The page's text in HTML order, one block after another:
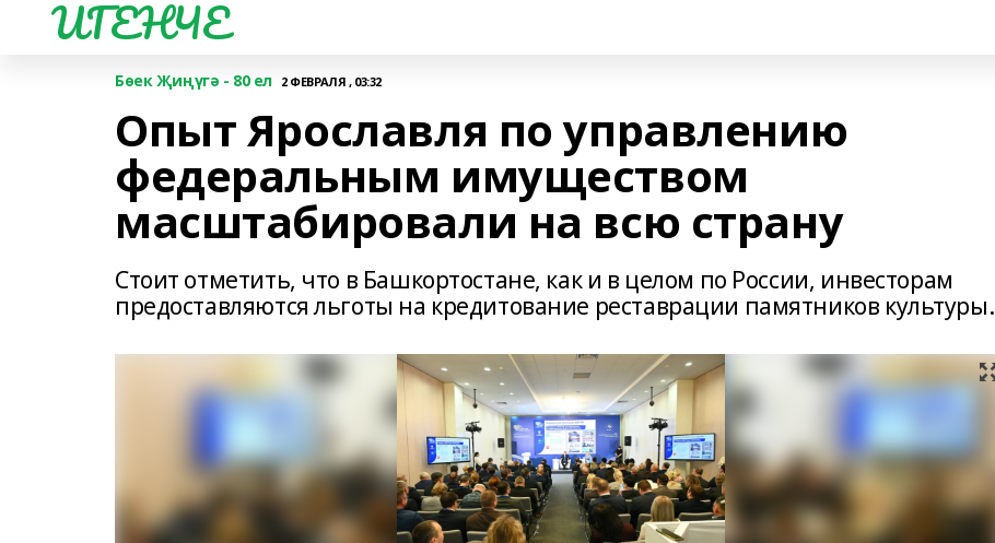
ИГЕНЧЕ
Бөек Җиңүгә - 80 ел 2 ФЕВРАЛЯ , 03:32
Опыт Ярославля по управлению
федеральным имуществом
масштабировали на всю страну
Стоит отметить, что в Башкортостане, как и в целом по России, инвесторам
предоставляются льготы на кредитование реставрации памятников культуры.